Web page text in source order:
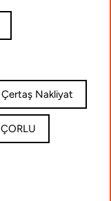
Çertaş Nakliyat
ÇORLU